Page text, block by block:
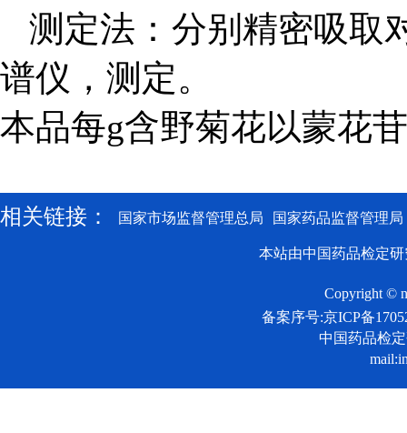
测定法：分别精密吸取
谱仪，测定。
本品每g含野菊花以蒙花
相关链接： 国家市场监督管理总局 国家药品监督管理局
本站由中国药品检定
Copyright ©
备案序号:京ICP备
中国药品检